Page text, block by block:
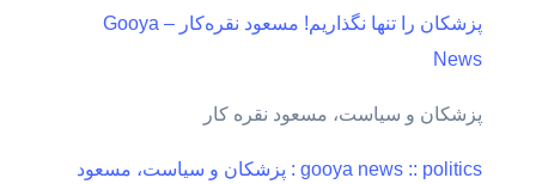
پزشکان را تنها نگذاریم! مسعود نقره‌کار – Gooya
News
پزشکان و سیاست، مسعود نقره کار
gooya news :: politics : پزشکان و سیاست، مسعود